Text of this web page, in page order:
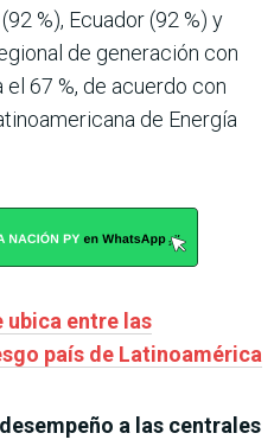
%), Ecuador (92 %) y
de generación con
67 %, de acuerdo con
de Energía
ubica entre las
país de Latinoamérica
a las centrales